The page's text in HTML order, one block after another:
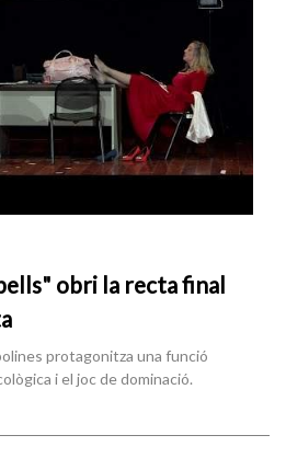
obri la recta final
protagonitza una funció
i el joc de dominació.